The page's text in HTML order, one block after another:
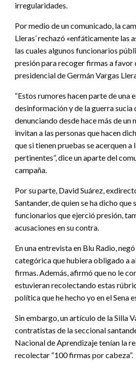
irregularidades.
Por medio de un comunicado, la
Lleras’ rechazó «enfáticamente las
las cuales algunos funcionarios
presión para recoger firmas a favor
presidencial de Germán Vargas
“Estos rumores hacen parte de una
desinformación y de la guerra sucia
denunciando desde hace más de un
invitan a las personas que hacen
que si tienen pruebas se acerquen a
pertinentes”, dice un aparte del
campaña.
Por su parte, David Suárez,
Santander, de quien se ha dicho que
funcionarios que ejerció presión,
acusaciones en su contra.
En una entrevista en Blu Radio,
categórica que hubiera obligado a
firmas. Además, afirmó que no le
estuvieran recolectando estas
política que he hecho yo en el Sena
Sin embargo, un artículo de la Silla
contratistas de la seccional
Nacional de Aprendizaje tenían la
recolectar “100 firmas por cabeza”.